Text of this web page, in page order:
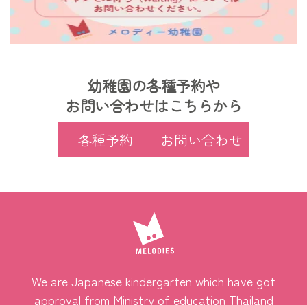
幼稚園の各種予約や
お問い合わせはこちらから
各種予約 お問い合わせ
We are Japanese kindergarten which have got
approval from Ministry of education Thailand